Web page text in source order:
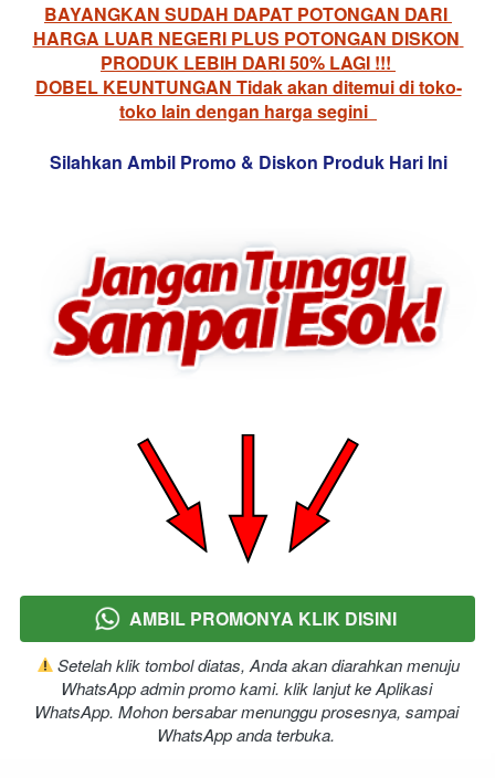
BAYANGKAN SUDAH DAPAT POTONGAN DARI
HARGA LUAR NEGERI PLUS POTONGAN DISKON
PRODUK LEBIH DARI 50% LAGI !!!
DOBEL KEUNTUNGAN Tidak akan ditemui di toko-
toko lain dengan harga segini
Silahkan Ambil Promo & Diskon Produk Hari Ini
` AMBIL PROMONYA KLIK DISINI
Setelah klik tombol diatas, Anda akan diarahkan menuju
WhatsApp admin promo kami. klik lanjut ke Aplikasi
WhatsApp. Mohon bersabar menunggu prosesnya, sampai
WhatsApp anda terbuka.